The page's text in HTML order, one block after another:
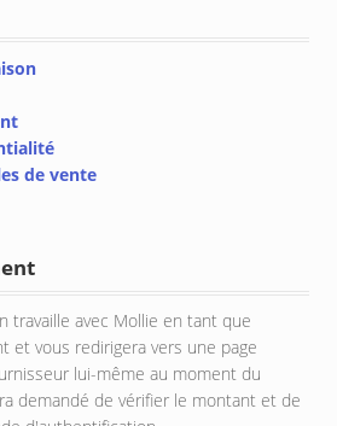
de vente
travaille avec Mollie en tant que
et vous redirigera vers une page
lui-même au moment du
demandé de vérifier le montant et de